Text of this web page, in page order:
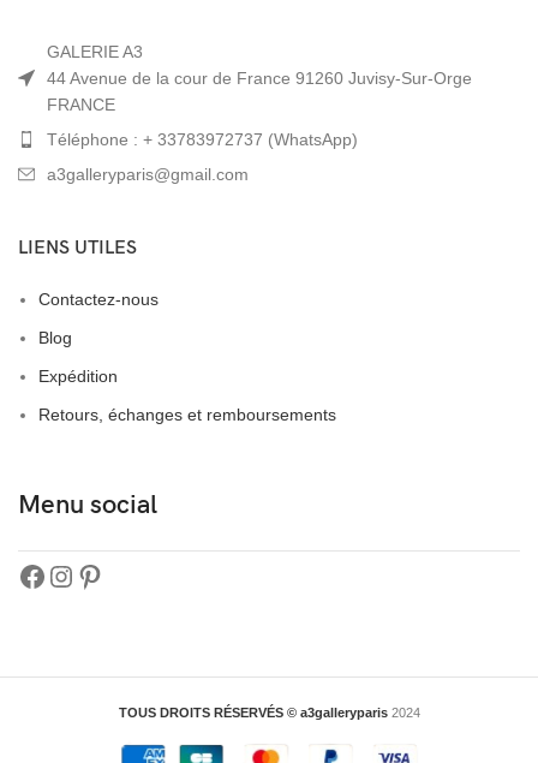
GALERIE A3
44 Avenue de la cour de France 91260 Juvisy-Sur-Orge
FRANCE
Téléphone : + 33783972737 (WhatsApp)
a3galleryparis@gmail.com
LIENS UTILES
Contactez-nous
Blog
Expédition
Retours, échanges et remboursements
Menu social
TOUS DROITS RÉSERVÉS © a3galleryparis 2024